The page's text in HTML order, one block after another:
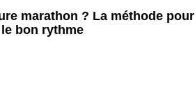
marathon ? La méthode pour
bon rythme